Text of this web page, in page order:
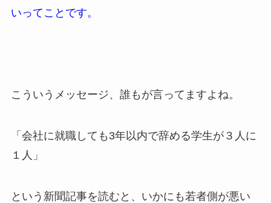
いってことです。
こういうメッセージ、誰もが言ってますよね。
「会社に就職しても3年以内で辞める学生が３人に
１人」
という新聞記事を読むと、いかにも若者側が悪い